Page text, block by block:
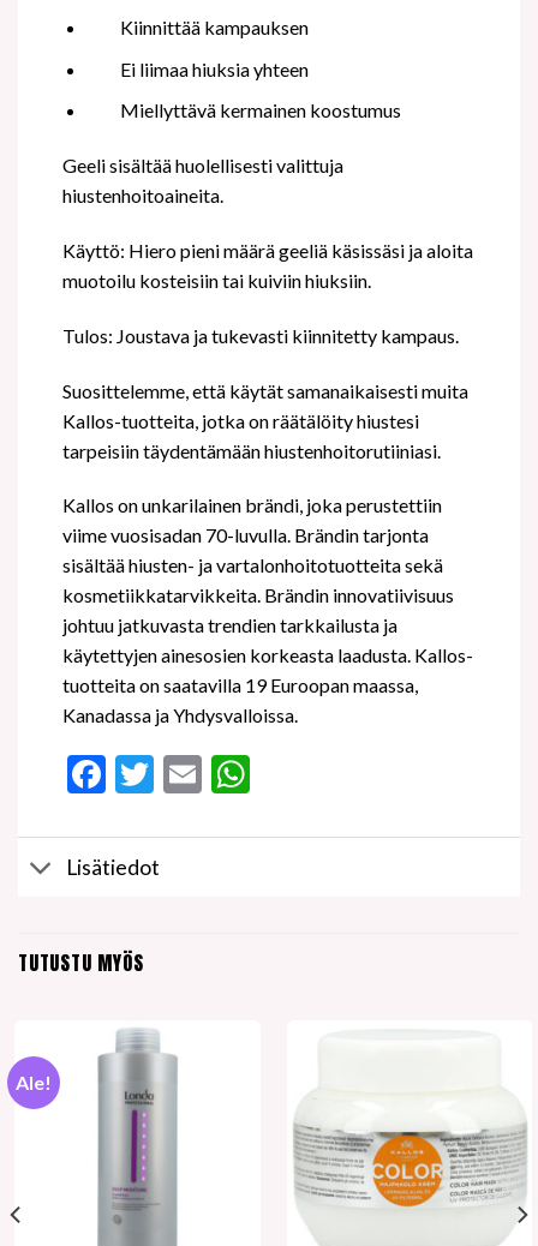
Kiinnittää kampauksen
Ei liimaa hiuksia yhteen
Miellyttävä kermainen koostumus
Geeli sisältää huolellisesti valittuja
hiustenhoitoaineita.
Käyttö: Hiero pieni määrä geeliä käsissäsi ja aloita
muotoilu kosteisiin tai kuiviin hiuksiin.
Tulos: Joustava ja tukevasti kiinnitetty kampaus.
Suosittelemme, että käytät samanaikaisesti muita
Kallos-tuotteita, jotka on räätälöity hiustesi
tarpeisiin täydentämään hiustenhoitorutiiniasi.
Kallos on unkarilainen brändi, joka perustettiin
viime vuosisadan 70-luvulla. Brändin tarjonta
sisältää hiusten- ja vartalonhoitotuotteita sekä
kosmetiikkatarvikkeita. Brändin innovatiivisuus
johtuu jatkuvasta trendien tarkkailusta ja
käytettyjen ainesosien korkeasta laadusta. Kallos-
tuotteita on saatavilla 19 Euroopan maassa,
Kanadassa ja Yhdysvalloissa.
Facebook
Twitter
EmailWhatsApp
Lisätiedot
TUTUSTU MYÖS
Ale!